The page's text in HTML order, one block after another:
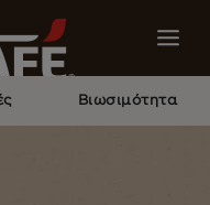
Βιωσιμότητα